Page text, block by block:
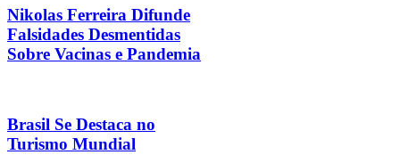
Nikolas Ferreira Difunde
Falsidades Desmentidas
Sobre Vacinas e Pandemia
Brasil Se Destaca no
Turismo Mundial